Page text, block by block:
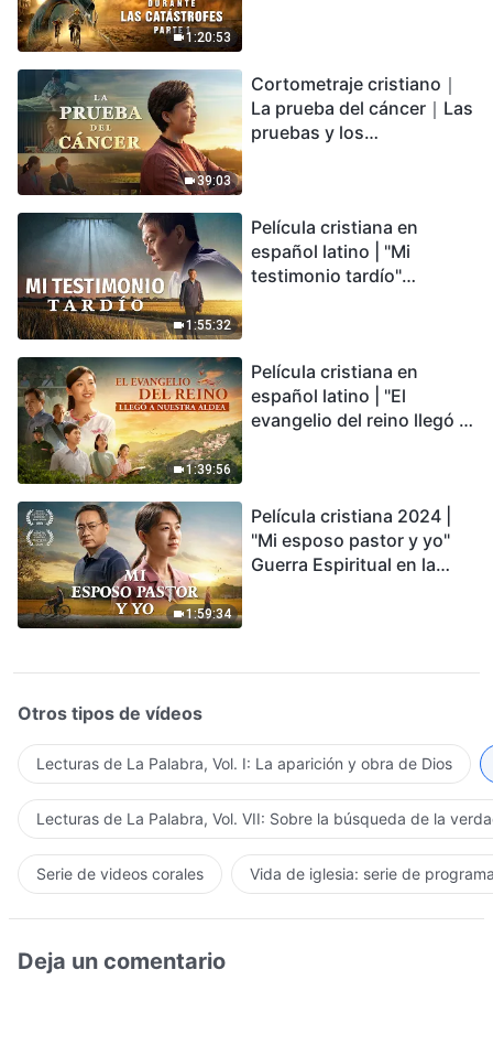
1:20:53
encontrarás refugio?
39:03
Cortometraje cristiano｜
La prueba del cáncer｜Las
pruebas y los
1:55:32
Película cristiana en
español latino | "Mi
testimonio tardío"
conmovedor
1:39:56
Película cristiana en
español latino | "El
evangelio del reino llegó a
1:59:34
Película cristiana 2024 |
"Mi esposo pastor y yo"
Guerra Espiritual en la
Otros tipos de vídeos
Lecturas de La Palabra, Vol. I: La aparición y obra de Dios
Lecturas de La Palabra, Vol. VII: Sobre la búsqueda de la
Serie de videos corales Vida de iglesia: serie de
Deja un comentario